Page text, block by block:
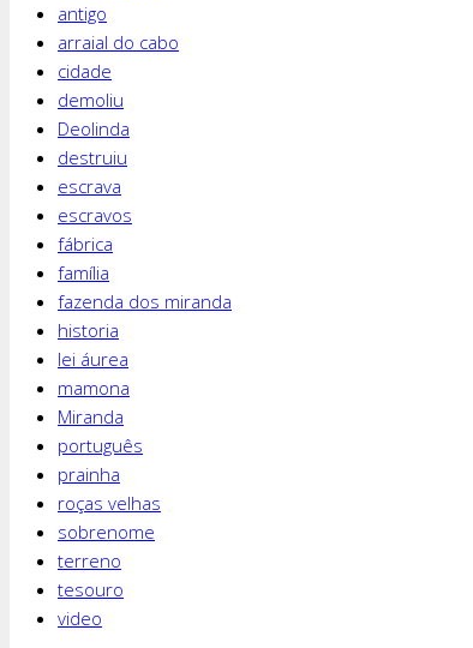
antigo
arraial do cabo
cidade
demoliu
Deolinda
destruiu
escrava
escravos
fábrica
família
fazenda dos miranda
historia
lei áurea
mamona
Miranda
português
prainha
roças velhas
sobrenome
terreno
tesouro
video